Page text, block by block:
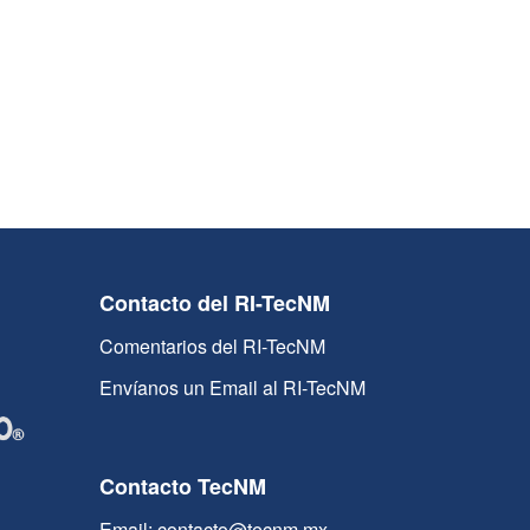
Contacto del RI-TecNM
Comentarios del RI-TecNM
Envíanos un Email al RI-TecNM
Contacto TecNM